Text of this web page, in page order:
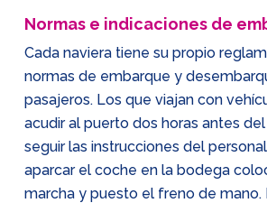
Normas e indicaciones de
Cada naviera tiene su propio
normas de embarque y
pasajeros. Los que viajan con
acudir al puerto dos horas antes
seguir las instrucciones del
aparcar el coche en la bodega
marcha y puesto el freno de mano.